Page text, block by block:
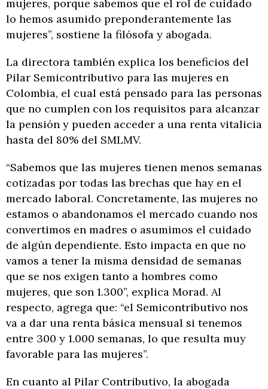
mujeres, porque sabemos que el rol de cuidado
lo hemos asumido preponderantemente las
mujeres”, sostiene la filósofa y abogada.
La directora también explica los beneficios del
Pilar Semicontributivo para las mujeres en
Colombia, el cual está pensado para las personas
que no cumplen con los requisitos para alcanzar
la pensión y pueden acceder a una renta vitalicia
hasta del 80% del SMLMV.
“Sabemos que las mujeres tienen menos semanas
cotizadas por todas las brechas que hay en el
mercado laboral. Concretamente, las mujeres no
estamos o abandonamos el mercado cuando nos
convertimos en madres o asumimos el cuidado
de algún dependiente. Esto impacta en que no
vamos a tener la misma densidad de semanas
que se nos exigen tanto a hombres como
mujeres, que son 1.300”, explica Morad. Al
respecto, agrega que: “el Semicontributivo nos
va a dar una renta básica mensual si tenemos
entre 300 y 1.000 semanas, lo que resulta muy
favorable para las mujeres”.
En cuanto al Pilar Contributivo, la abogada